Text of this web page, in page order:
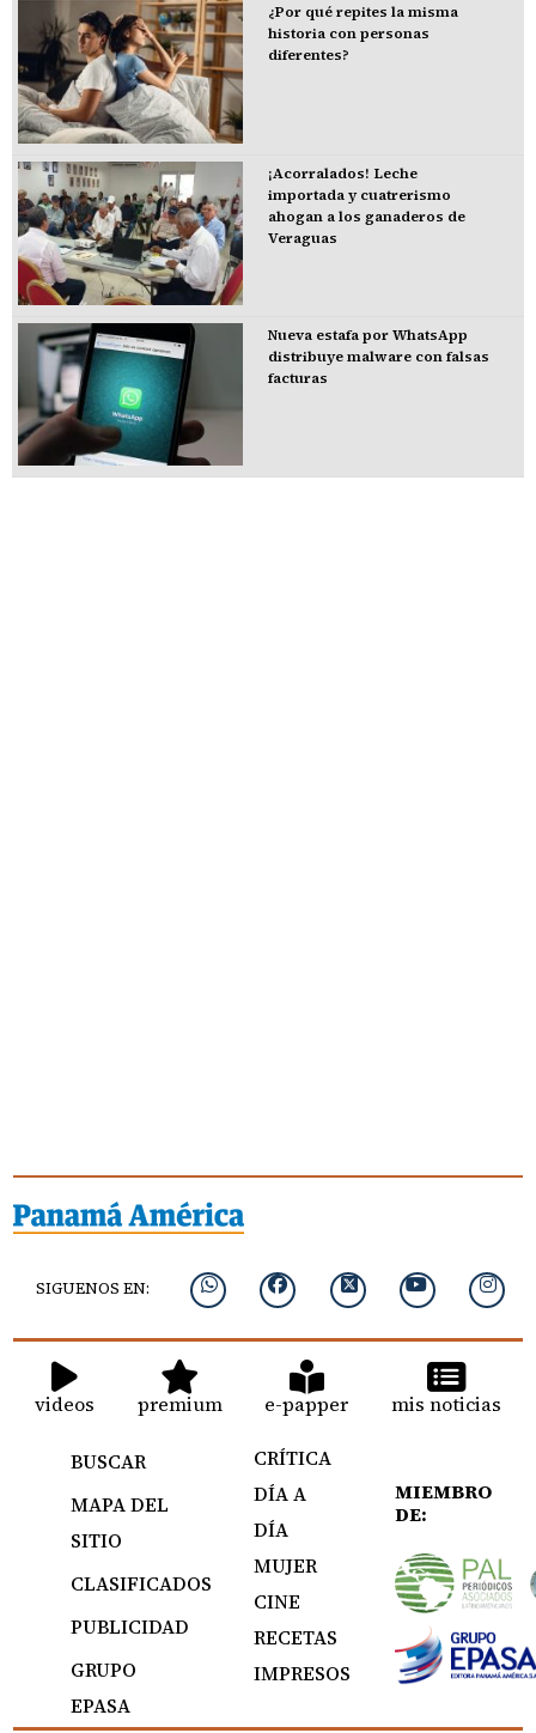
¿Por qué repites la misma
historia con personas
diferentes?
¡Acorralados! Leche
importada y cuatrerismo
ahogan a los ganaderos de
Veraguas
Nueva estafa por WhatsApp
distribuye malware con falsas
facturas
SIGUENOS EN:
videos premium e-papper mis noticias
BUSCAR
MAPA DEL
SITIO
CLASIFICADOS
PUBLICIDAD
GRUPO
EPASA
CRÍTICA
DÍA A
DÍA
MUJER
CINE
RECETAS
IMPRESOS
MIEMBRO
DE: